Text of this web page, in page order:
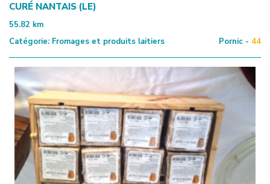
CURÉ NANTAIS (LE)
55.82 km
Catégorie: Fromages et produits laitiers Pornic - 44